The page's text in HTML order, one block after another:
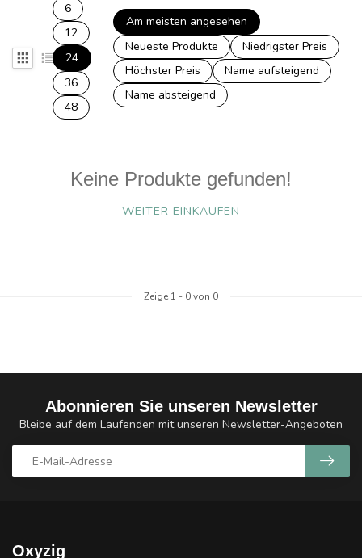
6
12
24
36
48
Am meisten angesehen
Neueste Produkte
Niedrigster Preis
Höchster Preis
Name aufsteigend
Name absteigend
Keine Produkte gefunden!
WEITER EINKAUFEN
Zeige 1 - 0von 0
Abonnieren Sie unseren Newsletter
Bleibe auf dem Laufenden mit unseren Newsletter-Angeboten
Oxyzig